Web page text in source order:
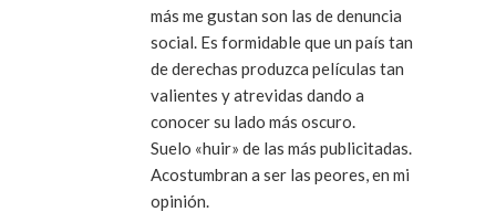
más me gustan son las de denuncia
social. Es formidable que un país tan
de derechas produzca películas tan
valientes y atrevidas dando a
conocer su lado más oscuro.
Suelo «huir» de las más publicitadas.
Acostumbran a ser las peores, en mi
opinión.